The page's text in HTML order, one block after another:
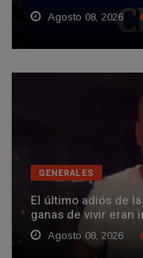
Agosto 08, 2026
GENERALES
El último adiós de
ganas de vivir eran
Agosto 08, 2026